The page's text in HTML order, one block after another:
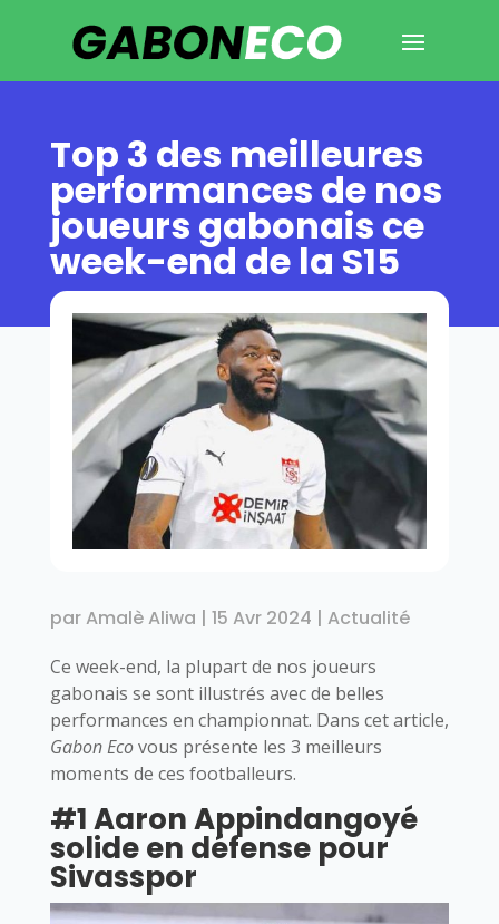
Top 3 des meilleures
performances de nos
joueurs gabonais ce
week-end de la S15
parAmalè Aliwa | 15 Avr 2024 | Actualité
Ce week-end, la plupart de nos joueurs
gabonais se sont illustrés avec de belles
performances en championnat. Dans cet article,
Gabon Ecovous présente les 3 meilleurs
moments de ces footballeurs.
#1 Aaron Appindangoyé
solide en défense pour
Sivasspor